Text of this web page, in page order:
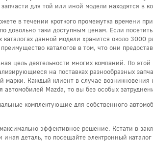
для той или иной модели находятся в
в течении кроткого промежутка времени
довольно таки доступным ценам. Если посетить
данной модели хранится около
каталогов в том, что они
цель деятельности многих компаний. По
на поставках разнообразных
марки. Каждый клиент в случае
Mazda, то вы без особых
комплектующие для собственного
эффективное решение. Кстати в
деталь, то посещайте электронный